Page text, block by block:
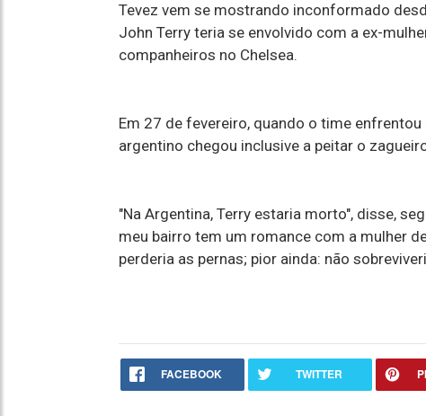
Tevez vem se mostrando inconformado
John Terry teria se envolvido com a ex-
companheiros no Chelsea.
Em 27 de fevereiro, quando o time
argentino chegou inclusive a peitar o
"Na Argentina, Terry estaria morto", disse,
meu bairro tem um romance com a mulher
perderia as pernas; pior ainda: não
FACEBOOK TWITTER